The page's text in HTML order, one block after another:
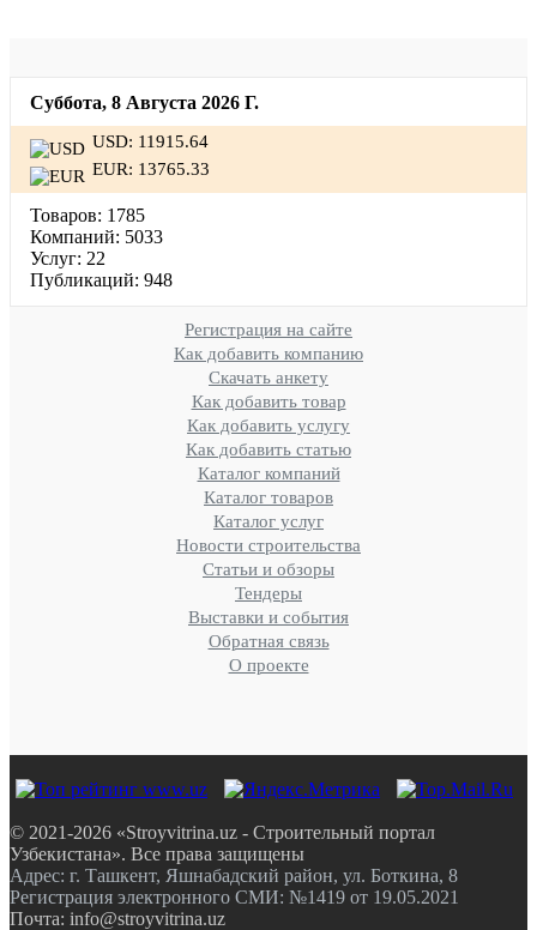
Суббота, 8 Августа 2026 Г.
USD: 11915.64
EUR: 13765.33
Товаров: 1785
Компаний: 5033
Услуг: 22
Публикаций: 948
Регистрация на сайте
Как добавить компанию
Скачать анкету
Как добавить товар
Как добавить услугу
Как добавить статью
Каталог компаний
Каталог товаров
Каталог услуг
Новости строительства
Статьи и обзоры
Тендеры
Выставки и события
Обратная связь
О проекте
© 2021-2026 «Stroyvitrina.uz - Строительный портал
Узбекистана». Все права защищены
Адрес: г. Ташкент, Яшнабадский район, ул. Боткина, 8
Регистрация электронного СМИ: №1419 от 19.05.2021
Почта: info@stroyvitrina.uz